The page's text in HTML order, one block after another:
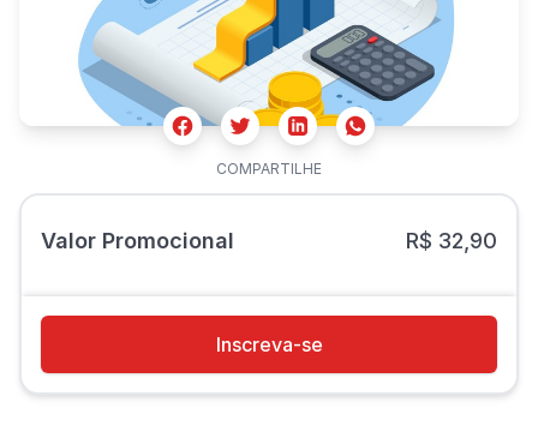
FacebookTwitterLinkedinWhatsapp
COMPARTILHE
Valor Promocional R$ 32,90
Inscreva-se